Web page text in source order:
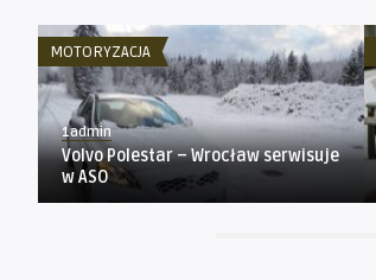
MOTORYZACJA
1admin
Volvo Polestar – Wrocław serwisuje
w ASO